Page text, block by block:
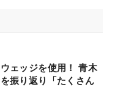
ェッジを使用！ 青木
振り返り「たくさん